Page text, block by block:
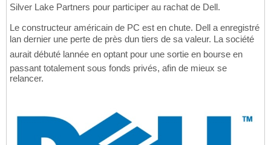
Silver Lake Partners pour participer au rachat de Dell.
Le constructeur américain de PC est en chute. Dell a enregistré
lan dernier une perte de près dun tiers de sa valeur. La société
aurait débuté lannée en optant pour une sortie en bourse en
passant totalement sous fonds privés, afin de mieux se
relancer.